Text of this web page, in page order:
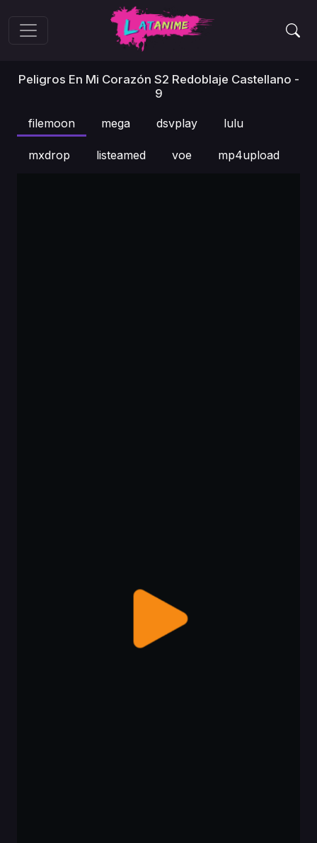
Peligros En Mi Corazón S2 Redoblaje Castellano -
9
filemoon mega dsvplay lulu
mxdrop listeamed voe mp4upload